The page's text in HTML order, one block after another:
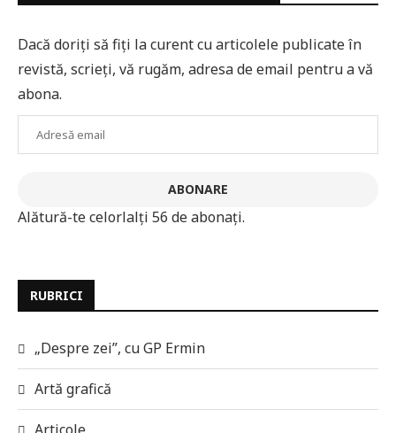
Dacă doriți să fiți la curent cu articolele publicate în
revistă, scrieți, vă rugăm, adresa de email pentru a vă
abona.
ABONARE
Alătură-te celorlalți 56 de abonați.
RUBRICI
„Despre zei”, cu GP Ermin
Artă grafică